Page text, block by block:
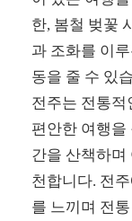
한, 봄철 벚꽃
과 조화를 이
동을 줄 수 있
전주는 전통적
편안한 여행을
간을 산책하며
천합니다. 전
를 느끼며 전